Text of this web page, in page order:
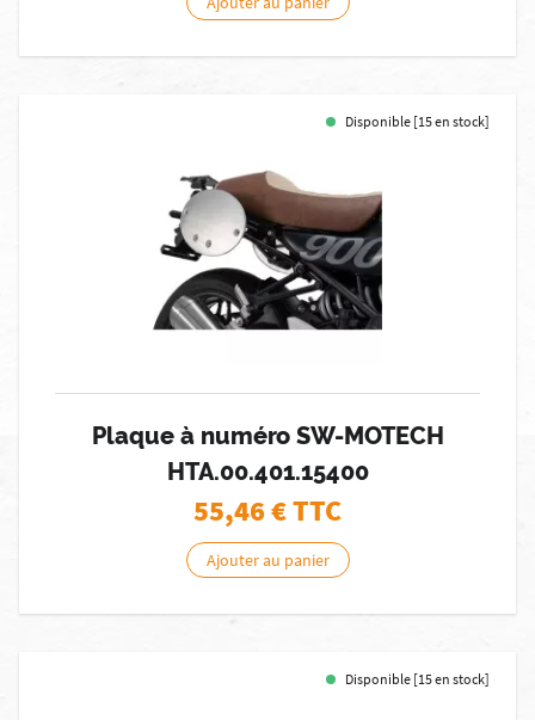
Disponible [15 en stock]
Plaque à numéro SW-MOTECH
HTA.00.401.15400
55,46€ TTC
Ajouter au panier
Disponible [15 en stock]